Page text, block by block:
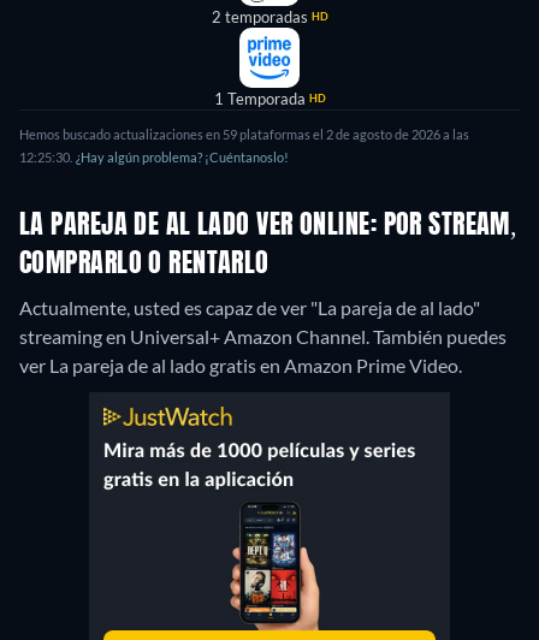
2 temporadas HD
1 Temporada HD
Hemos buscado actualizaciones en 59 plataformas el 2 de agosto de 2026 a las
12:25:30. ¿Hay algún problema? ¡Cuéntanoslo!
LA PAREJA DE AL LADO VER ONLINE: POR STREAM,
COMPRARLO O RENTARLO
Actualmente, usted es capaz de ver "La pareja de al lado"
streaming en Universal+ Amazon Channel. También puedes
ver La pareja de al lado gratis en Amazon Prime Video.